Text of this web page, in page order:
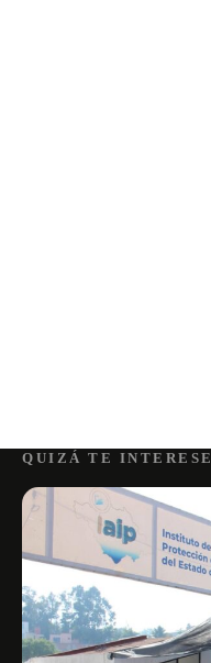
QUIZÁ TE INTERESE